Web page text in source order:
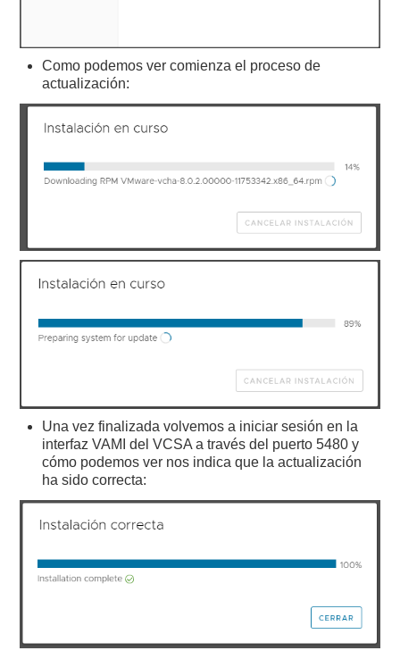
Como podemos ver comienza el proceso de
actualización:
Una vez finalizada volvemos a iniciar sesión en la
interfaz VAMI del VCSA a través del puerto 5480 y
cómo podemos ver nos indica que la actualización
ha sido correcta: